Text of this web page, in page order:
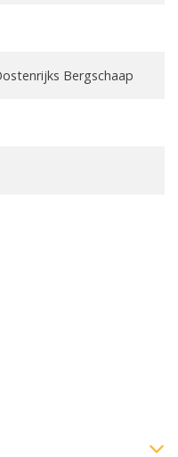
Bergschaap